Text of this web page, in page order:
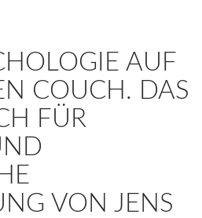
AUF
COUCH. DAS
FÜR
VON JENS